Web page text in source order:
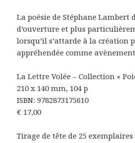
La poésie de Stéphane Lambert
d’ouverture et plus
lorsqu’il s’attarde à la création
appréhendée comme
La Lettre Volée – Collection «
210 x 140 mm, 104 p
ISBN: 9782873175610
€ 17,00
Tirage de tête de 25 exemplaires